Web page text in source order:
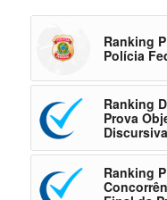
Ranking
Polícia
Ranking
Prova
Ranking